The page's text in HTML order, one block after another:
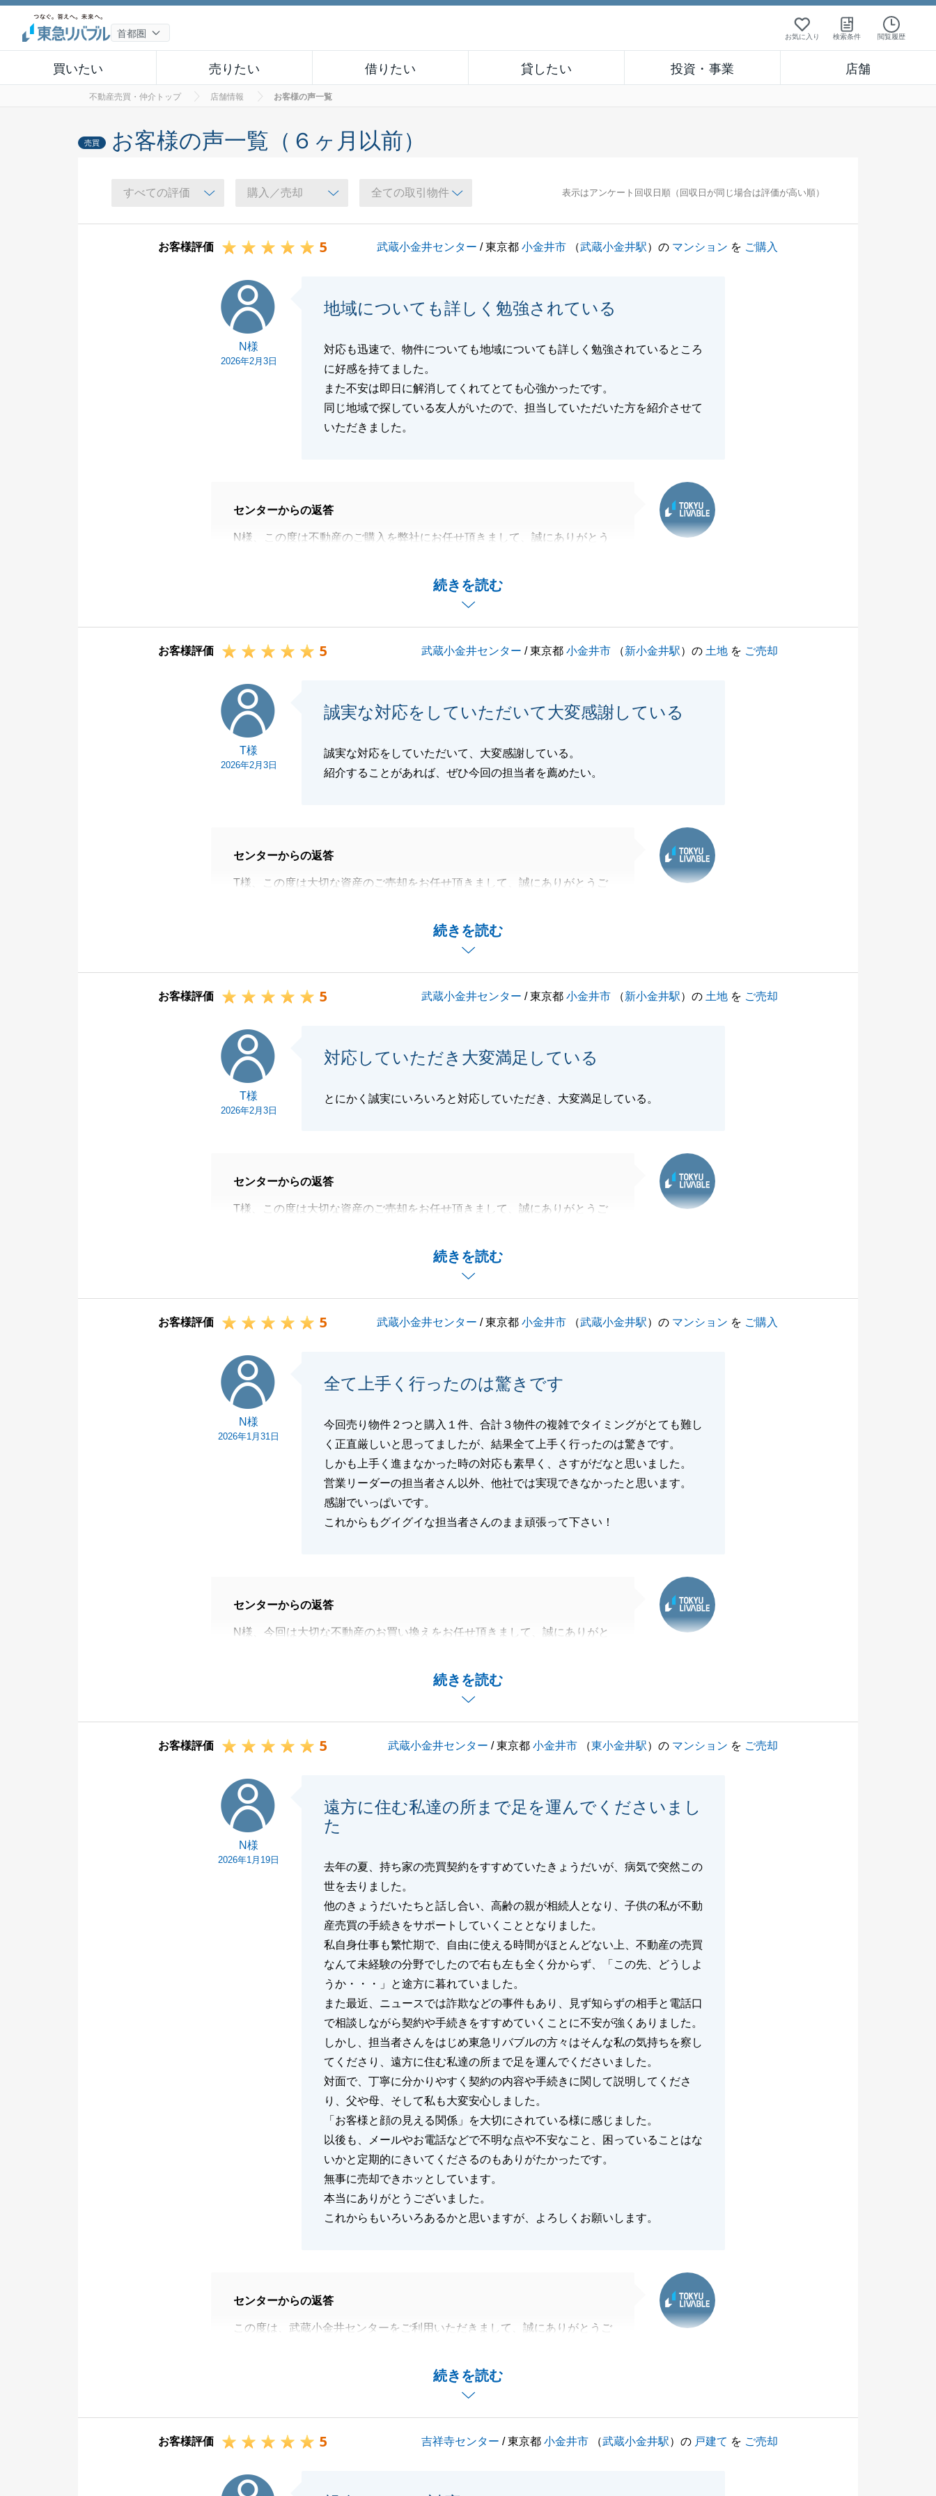
お気に入り 検索条件 閲覧履歴
買いたい 売りたい 借りたい 貸したい 投資・事業 店舗
不動産売買・仲介トップ 店舗情報 お客様の声一覧
売買 お客様の声一覧（６ヶ月以前）
表示はアンケート回収日順（回収日が同じ場合は評価が高い順）
お客様評価 5 武蔵小金井センター / 東京都小金井市 （武蔵小金井駅）の マンション を ご購入
N様
2026年2月3日
地域についても詳しく勉強されている
対応も迅速で、物件についても地域についても詳しく勉強されているところ
に好感を持てました。
また不安は即日に解消してくれてとても心強かったです。
同じ地域で探している友人がいたので、担当していただいた方を紹介させて
いただきました。
続きを読む
センターからの返答
N様、この度は不動産のご購入を弊社にお任せ頂きまして、誠にありがとう
売主様と買主様のご縁を良い形でお繋ぎできたこと大変嬉しく思います。い
つも迅速にご丁寧にご対応いただき誠にありがとうございました。
引き続きよろしくお願い申し上げます。
お客様評価 5 武蔵小金井センター / 東京都小金井市 （新小金井駅）の 土地 を ご売却
T様
2026年2月3日
誠実な対応をしていただいて大変感謝している
誠実な対応をしていただいて、大変感謝している。
紹介することがあれば、ぜひ今回の担当者を薦めたい。
続きを読む
センターからの返答
T様、この度は大切な資産のご売却をお任せ頂きまして、誠にありがとうご
T様にもご尽力いただきまして無事に取引を完了できたこと、大変嬉しく思
閉じる
お客様評価 5 武蔵小金井センター / 東京都小金井市 （新小金井駅）の 土地 を ご売却
T様
2026年2月3日
対応していただき大変満足している
とにかく誠実にいろいろと対応していただき、大変満足している。
続きを読む
センターからの返答
T様、この度は大切な資産のご売却をお任せ頂きまして、誠にありがとうご
T様にもご尽力いただきまして無事に取引を完了できたこと、大変嬉しく思
閉じる
お客様評価 5 武蔵小金井センター / 東京都小金井市 （武蔵小金井駅）の マンション を ご購入
N様
2026年1月31日
全て上手く行ったのは驚きです
今回売り物件２つと購入１件、合計３物件の複雑でタイミングがとても難し
く正直厳しいと思ってましたが、結果全て上手く行ったのは驚きです。
しかも上手く進まなかった時の対応も素早く、さすがだなと思いました。
営業リーダーの担当者さん以外、他社では実現できなかったと思います。
感謝でいっぱいです。
これからもグイグイな担当者さんのまま頑張って下さい！
続きを読む
センターからの返答
N様、今回は大切な不動産のお買い換えをお任せ頂きまして、誠にありがと
ご自宅と所有不動産の売却、お買い換え先の購入と複雑なご状況でしたがN
様にもご尽力いただき、無事に取引が完了できたこと大変嬉しく思います。
今後もお困りの事がございましたら、お気軽にご連絡頂ければと思います。
お客様評価 5 武蔵小金井センター / 東京都小金井市 （東小金井駅）の マンション を ご売却
N様
2026年1月19日
遠方に住む私達の所まで足を運んでくださいまし
た
去年の夏、持ち家の売買契約をすすめていたきょうだいが、病気で突然この
世を去りました。
他のきょうだいたちと話し合い、高齢の親が相続人となり、子供の私が不動
産売買の手続きをサポートしていくこととなりました。
私自身仕事も繁忙期で、自由に使える時間がほとんどない上、不動産の売買
なんて未経験の分野でしたので右も左も全く分からず、「この先、どうしよ
うか・・・」と途方に暮れていました。
また最近、ニュースでは詐欺などの事件もあり、見ず知らずの相手と電話口
で相談しながら契約や手続きをすすめていくことに不安が強くありました。
しかし、担当者さんをはじめ東急リバブルの方々はそんな私の気持ちを察し
てくださり、遠方に住む私達の所まで足を運んでくださいました。
対面で、丁寧に分かりやすく契約の内容や手続きに関して説明してくださ
り、父や母、そして私も大変安心しました。
「お客様と顔の見える関係」を大切にされている様に感じました。
以後も、メールやお電話などで不明な点や不安なこと、困っていることはな
いかと定期的にきいてくださるのもありがたかったです。
無事に売却できホッとしています。
本当にありがとうございました。
これからもいろいろあるかと思いますが、よろしくお願いします。
続きを読む
センターからの返答
この度は、武蔵小金井センターをご利用いただきまして、誠にありがとうご
また、頂戴しました「対面で、丁寧に分かりやすく契約の内容や手続きに関
して説明してくださり、父や母、そして私も大変安心しました。」という有
当社の提案に対し、ご理解頂いたことで、無事ご成約することが出来まし
その後も、ご親族との間で大変な思いをさせてしまいましたが、無事ご決済
お客様評価 5 吉祥寺センター / 東京都小金井市 （武蔵小金井駅）の 戸建て を ご売却